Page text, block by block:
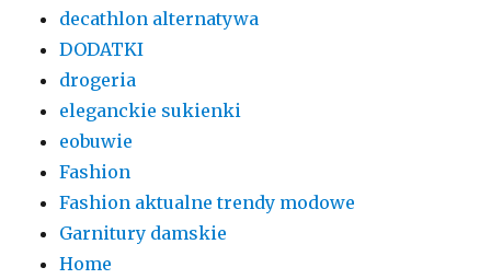
decathlon alternatywa
DODATKI
drogeria
eleganckie sukienki
eobuwie
Fashion
Fashion aktualne trendy modowe
Garnitury damskie
Home